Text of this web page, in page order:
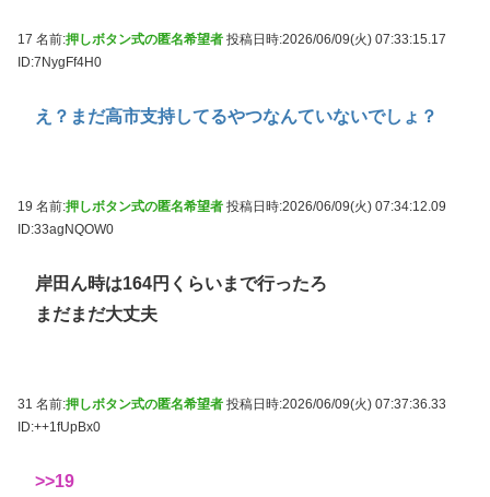
17 名前:押しボタン式の匿名希望者 投稿日時:2026/06/09(火) 07:33:15.17
ID:7NygFf4H0
え？まだ高市支持してるやつなんていないでしょ？
19 名前:押しボタン式の匿名希望者 投稿日時:2026/06/09(火) 07:34:12.09
ID:33agNQOW0
岸田ん時は164円くらいまで行ったろ
まだまだ大丈夫
31 名前:押しボタン式の匿名希望者 投稿日時:2026/06/09(火) 07:37:36.33
ID:++1fUpBx0
>>19